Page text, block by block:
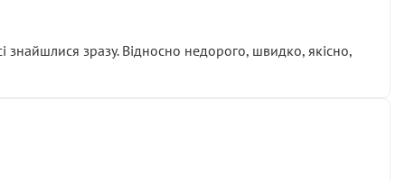
знайшлися зразу. Відносно недорого, швидко, якісно,